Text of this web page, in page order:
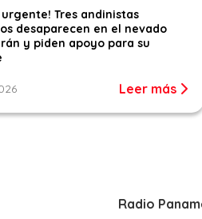
urgente! Tres andinistas
desaparecen en el nevado
y piden apoyo para su
Leer más
Radio